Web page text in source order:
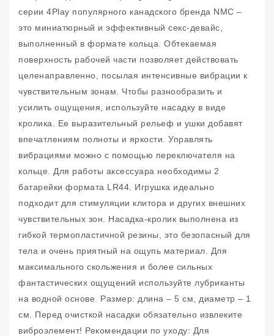
серии 4Play популярного канадского бренда NMC –
это миниатюрный и эффективный секс-девайс,
выполненный в формате кольца. Обтекаемая
поверхность рабочей части позволяет действовать
целенаправленно, посылая интенсивные вибрации к
чувствительным зонам. Чтобы разнообразить и
усилить ощущения, используйте насадку в виде
кролика. Ее выразительный рельеф и ушки добавят
впечатлениям полноты и яркости. Управлять
вибрациями можно с помощью переключателя на
кольце. Для работы аксессуара необходимы 2
батарейки формата LR44. Игрушка идеально
подходит для стимуляции клитора и других внешних
чувствительных зон. Насадка-кролик выполнена из
гибкой термопластичной резины, это безопасный для
тела и очень приятный на ощупь материал. Для
максимального скольжения и более сильных
фантастических ощущений используйте лубриканты
на водной основе. Размер: длина – 5 см, диаметр – 1
см. Перед очисткой насадки обязательно извлеките
виброэлемент! Рекомендации по уходу: Для